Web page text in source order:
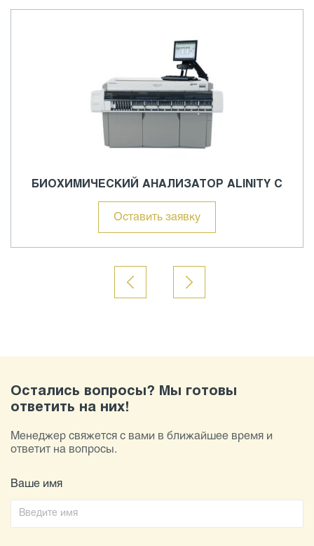
БИОХИМИЧЕСКИЙ АНАЛИЗАТОР ALINITY C
Оставить заявку
Остались вопросы? Мы готовы
ответить на них!
Менеджер свяжется с вами в ближайшее время и
ответит на вопросы.
Ваше имя